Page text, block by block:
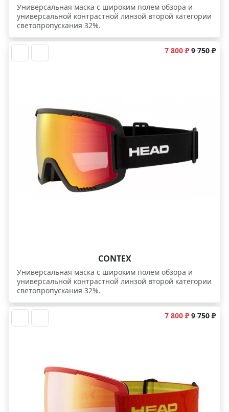
Универсальная маска с широким полем обзора и
универсальной контрастной линзой второй категории
светопропускания 32%.
7 800 ₽ 9 750 ₽
CONTEX
Универсальная маска с широким полем обзора и
универсальной контрастной линзой второй категории
светопропускания 32%.
7 800 ₽ 9 750 ₽